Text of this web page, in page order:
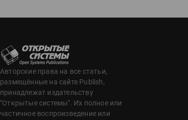
Авторские права на все статьи,
размещённые на сайте Publish,
принадлежат издательству
"Открытые системы". Их полное или
частичное воспроизведение или